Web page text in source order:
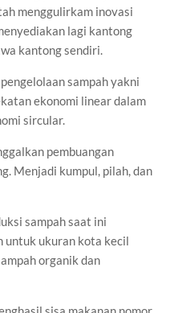
menggulirkam inovasi
lagi kantong
kantong sendiri.
sampah yakni
ekonomi linear dalam
sircular.
pembuangan
Menjadi kumpul, pilah, dan
sampah saat ini
untuk ukuran kota kecil
organik dan